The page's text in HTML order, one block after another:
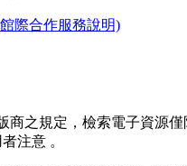
館際合作服務說明)
商之規定，檢索電子資源
注意 。